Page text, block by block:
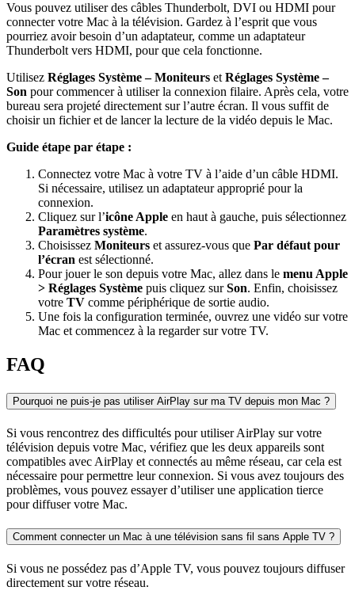
Vous pouvez utiliser des câbles Thunderbolt, DVI ou HDMI pour
connecter votre Mac à la télévision. Gardez à l’esprit que vous
pourriez avoir besoin d’un adaptateur, comme un adaptateur
Thunderbolt vers HDMI, pour que cela fonctionne.
Utilisez Réglages Système – Moniteurs etRéglages Système –
Son pour commencer à utiliser la connexion filaire. Après cela, votre
bureau sera projeté directement sur l’autre écran. Il vous suffit de
choisir un fichier et de lancer la lecture de la vidéo depuis le Mac.
Guide étape par étape :
Connectez votre Mac à votre TV à l’aide d’un câble HDMI.
Si nécessaire, utilisez un adaptateur approprié pour la
connexion.
Cliquez sur l’icône Apple en haut à gauche, puis sélectionnez
Paramètres système.
Choisissez Moniteurs et assurez-vous que Par défaut pour
l’écran est sélectionné.
Pour jouer le son depuis votre Mac, allez dans le menu Apple
> Réglages Système puis cliquez surSon. Enfin, choisissez
votre TV comme périphérique de sortie audio.
Une fois la configuration terminée, ouvrez une vidéo sur votre
Mac et commencez à la regarder sur votre TV.
FAQ
Pourquoi ne puis-je pas utiliser AirPlay sur ma TV depuis mon Mac ?
Si vous rencontrez des difficultés pour utiliser AirPlay sur votre
télévision depuis votre Mac, vérifiez que les deux appareils sont
compatibles avec AirPlay et connectés au même réseau, car cela est
nécessaire pour permettre leur connexion. Si vous avez toujours des
problèmes, vous pouvez essayer d’utiliser une application tierce
pour diffuser votre Mac.
Comment connecter un Mac à une télévision sans fil sans Apple TV ?
Si vous ne possédez pas d’Apple TV, vous pouvez toujours diffuser
directement sur votre réseau.